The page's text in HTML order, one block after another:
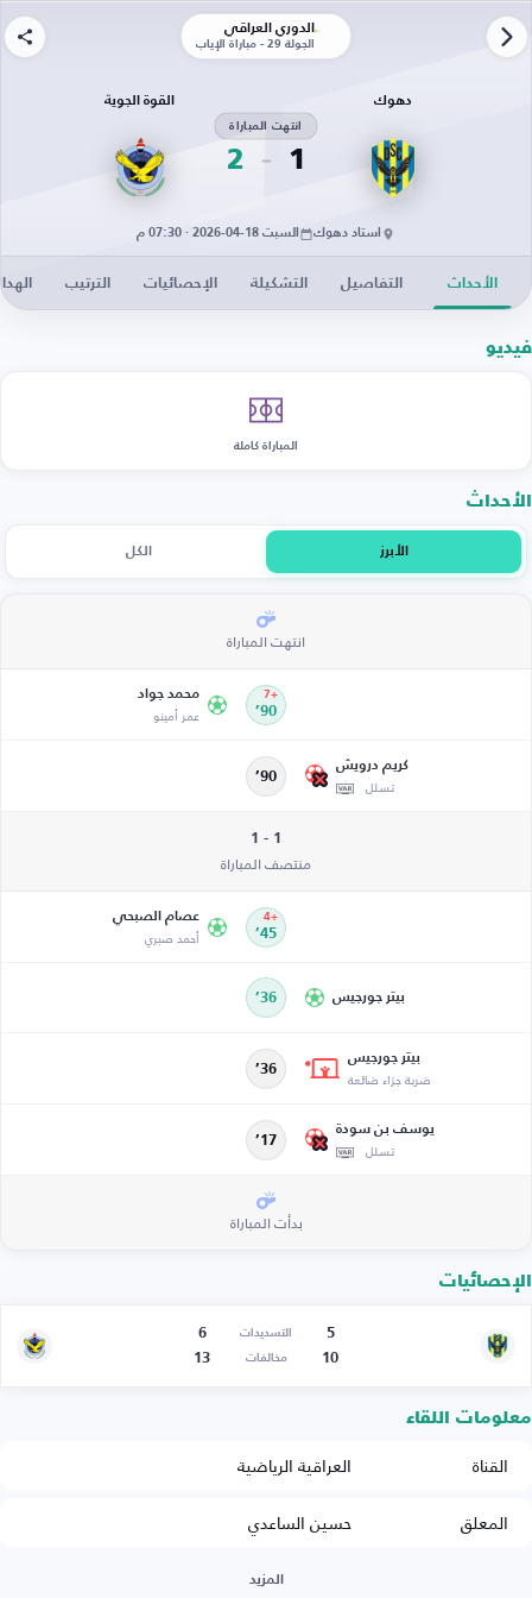
الدوري العراقي
الجولة 29 - مباراة الإياب
دهوك
1
انتهت المباراة
2
القوة الجوية
استاد دهوك السبت 18-04-2026 · 07:30 م
الأحداث التفاصيل التشكيلة الإحصائيات الترتيب
فيديو
المباراة كاملة
الأحداث
الأبرز الكل
انتهت المباراة
90’
+7 محمد جواد
عمر أمينو
كريم درويش
تسلل 90’
1 - 1
منتصف المباراة
45’
+4 عصام الصبحي
أحمد صبري
بيتر جورجيس 36’
بيتر جورجيس
ضربة جزاء ضائعة 36’
يوسف بن سودة
تسلل 17’
بدأت المباراة
الإحصائيات
5 التسديدات
6
10
مخالفات 13
معلومات اللقاء
القناة
العراقية الرياضية
المعلق
حسين الساعدي
المزيد